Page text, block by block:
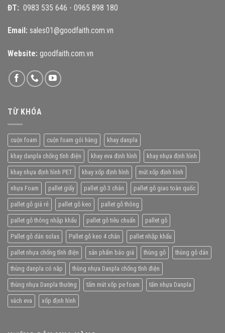
ĐT: 0983 535 646 - 0965 898 180
Email: sales01@goodfaith.com.vn
Website: goodfaith.com.vn
TỪ KHÓA
cuộn foam cuộn foam gói hàng khay danpla
khay danpla chống tĩnh điện khay eva định hình khay nhựa định hình
khay nhựa định hình PET khay xốp định hình mút xốp định hình
nhựa Foam pallet giấy pallet gỗ 3 chân pallet gỗ giao toàn quốc
pallet gỗ giá rẻ pallet gỗ keo pallet gỗ thông
pallet gỗ thông nhập khẩu pallet gỗ tiêu chuẩn pallet gỗ
Pallet gỗ dán solas Pallet gỗ keo 4 chân pallet nhập khẩu
pallet nhựa chống tĩnh điện sản phẩm báo giá thùng gỗ thùng gỗ dán
thùng danpla có nắp thùng nhựa Danpla chống tĩnh điện
thùng nhựa Danpla thường tấm mút xốp pe foam tấm nhựa Danpla
vách eva xốp định hình